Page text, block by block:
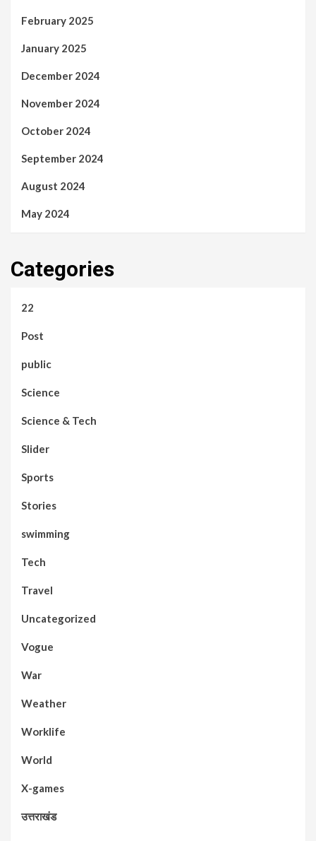
February 2025
January 2025
December 2024
November 2024
October 2024
September 2024
August 2024
May 2024
Categories
22
Post
public
Science
Science & Tech
Slider
Sports
Stories
swimming
Tech
Travel
Uncategorized
Vogue
War
Weather
Worklife
World
X-games
उत्तराखंड